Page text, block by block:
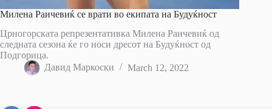
Милена Раичевиќ се врати во екипата на Будуќност
Црногорската репрезентативка Милена Раичевиќ од
следната сезона ќе го носи дресот на Будуќност од
Подгорица.
Давид Маркоски
March 12, 2022